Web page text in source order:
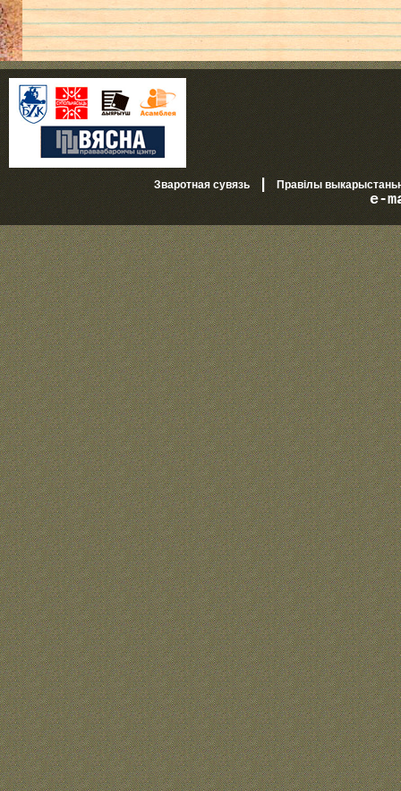
Зваротная сувязь|Правілы
e-